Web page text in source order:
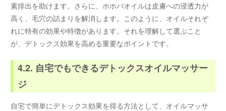
素排出を助けます。さらに、ホホバオイルは皮膚への浸透力が
高く、毛穴の詰まりを解消します。このように、オイルそれぞ
れに特有の効果や特徴があります。それを理解して選ぶこと
が、デトックス効果を高める重要なポイントです。
4.2. 自宅でもできるデトックスオイルマッサー
ジ
自宅で簡単にデトックス効果を得る方法として、オイルマッサ